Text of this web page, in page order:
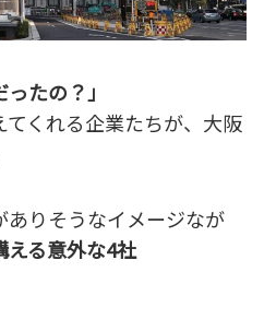
たの？」
くれる企業たちが、大阪
りそうなイメージなが
える意外な4社